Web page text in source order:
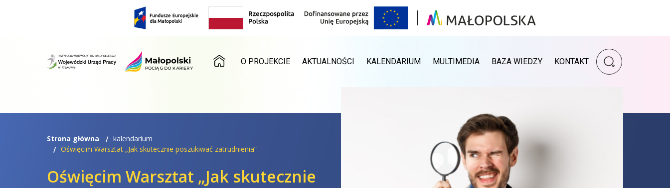
STRONA GŁÓWNA
O PROJEKCIE AKTUALNOŚCI KALENDARIUM MULTIMEDIA BAZA WIEDZY KONTAKT
Wpisz szukaną
Strona główna
kalendarium
Oświęcim Warsztat „Jak skutecznie poszukiwać zatrudnienia”
Oświęcim Warsztat „Jak skutecznie